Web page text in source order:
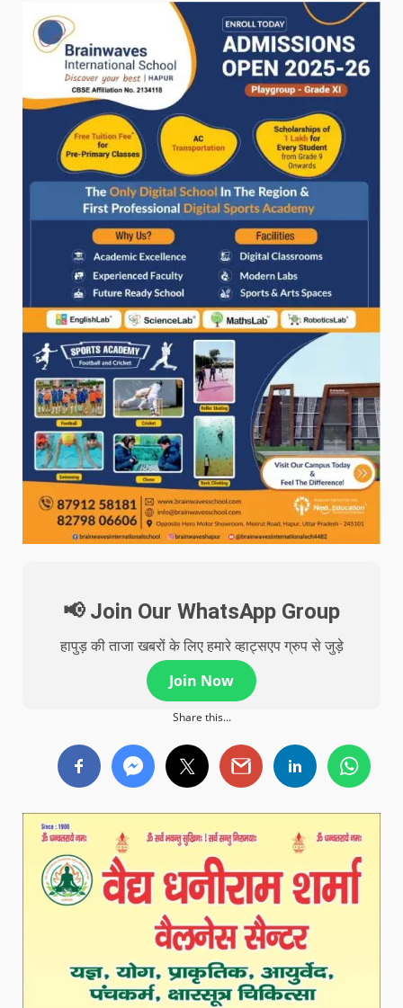
📢 Join Our WhatsApp Group
हापुड़ की ताजा खबरों के लिए हमारे व्हाट्सएप ग्रुप से जुड़े
Join Now
Share this...